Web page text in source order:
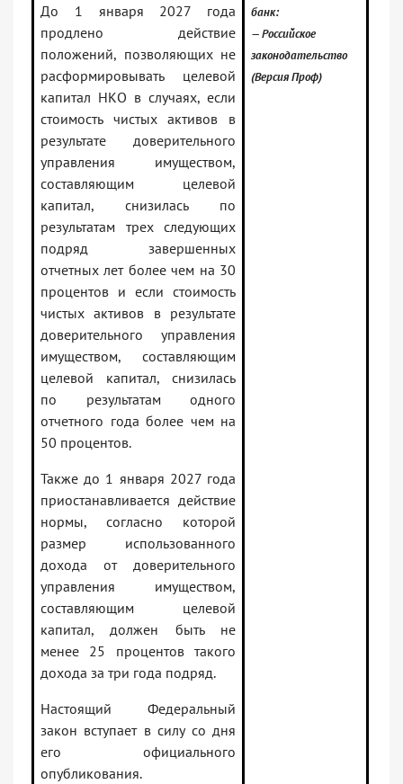
До 1 января 2027 года
продлено действие
положений, позволяющих не
расформировывать целевой
капитал НКО в случаях, если
стоимость чистых активов в
результате доверительного
управления имуществом,
составляющим целевой
капитал, снизилась по
результатам трех следующих
подряд завершенных
отчетных лет более чем на 30
процентов и если стоимость
чистых активов в результате
доверительного управления
имуществом, составляющим
целевой капитал, снизилась
по результатам одного
отчетного года более чем на
50 процентов.
Также до 1 января 2027 года
приостанавливается действие
нормы, согласно которой
размер использованного
дохода от доверительного
управления имуществом,
составляющим целевой
капитал, должен быть не
менее 25 процентов такого
дохода за три года подряд.
Настоящий Федеральный
закон вступает в силу со дня
его официального
опубликования.
банк:
— Российское
законодательство
(Версия Проф)